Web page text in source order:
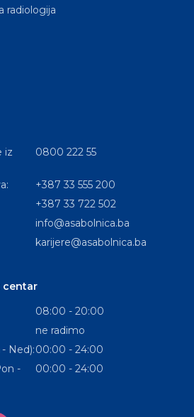
radiologija
iz
0800 222 55
+387 33 555 200
+387 33 722 502
info@asabolnica.ba
karijere@asabolnica.ba
centar
08:00 - 20:00
ne radimo
Ned):00:00 - 24:00
-
00:00 - 24:00